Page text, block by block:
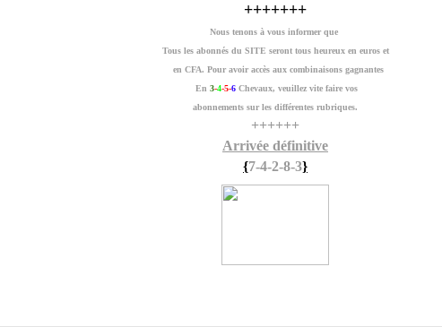
+++++++
Nous tenons à vous informer que
Tous les abonnés du SITE seront tous heureux en euros et
en CFA. Pour avoir accès aux combinaisons gagnantes
En 3-4-5-6 Chevaux, veuillez vite faire vos
abonnements sur les différentes rubriques.
++++++
Arrivée définitive
{7-4-2-8-3}